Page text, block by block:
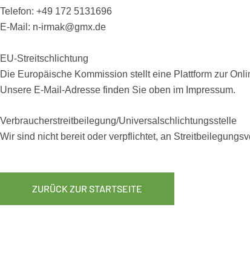
Telefon: +49 172 5131696
E-Mail: n-irmak@gmx.de
EU-Streitschlichtung
Die Europäische Kommission stellt eine Plattform zur
Unsere E-Mail-Adresse finden Sie oben im Impressum.
Verbraucher­streit­beilegung/Universal­schlichtungs­stelle
Wir sind nicht bereit oder verpflichtet, an
ZURÜCK ZUR STARTSEITE